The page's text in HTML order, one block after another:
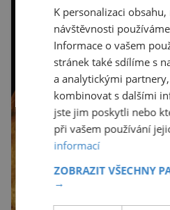
K personalizaci
návštěvnosti
Informace o vašem
stránek také sdílíme s
a analytickými
kombinovat s dalšími
jste jim poskytli nebo
při vašem používání
informací
ZOBRAZIT VŠECHNY
→